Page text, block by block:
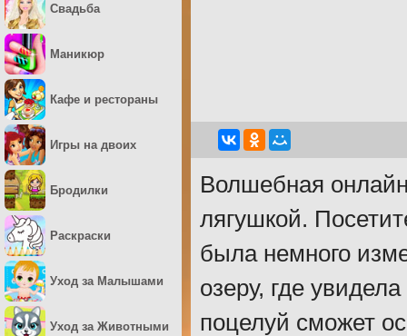
Волшебная
лягушкой.
была немного
озеру, где
поцелуй сможет
Свадьба
Маникюр
Кафе и рестораны
Игры на двоих
Бродилки
Раскраски
Уход за Малышами
Уход за Животными